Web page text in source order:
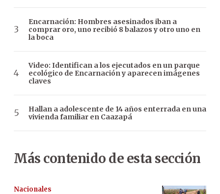
Encarnación: Hombres asesinados iban a
comprar oro, uno recibió 8 balazos y otro uno en
la boca
Video: Identifican a los ejecutados en un parque
ecológico de Encarnación y aparecen imágenes
claves
Hallan a adolescente de 14 años enterrada en una
vivienda familiar en Caazapá
Más contenido de esta sección
Nacionales